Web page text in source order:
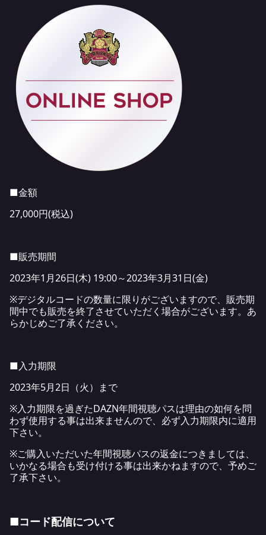
■金額
27,000円(税込)
■販売期間
2023年1月26日(木) 19:00～2023年3月31日(金)
※デジタルコードの数量に限りがございますので、販売期
間中でも販売を終了させていただく場合がございます。あ
らかじめご了承ください。
■入力期限
2023年5月2日（火）まで
※入力期限を過ぎたDAZN年間視聴パスは理由の如何を問
わず使用する事は出来ませんので、必ず入力期限内に適用
下さい。
※ご購入いただいた年間視聴パスの返金につきましては、
いかなる場合も受け付ける事は出来かねますので、予めご
了承下さい。
■コード配信について